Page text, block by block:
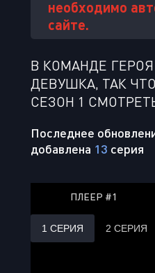
необходимо
сайте.
В КОМАНДЕ
ДЕВУШКА, ТАК
СЕЗОН 1
Последнее
добавлена 13 серия
ПЛЕЕР #1